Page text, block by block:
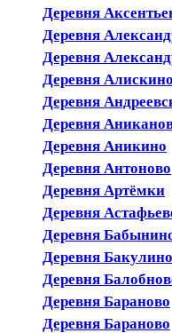
Деревня
Деревня
Деревня
Деревня Алискино
Деревня
Деревня
Деревня Аникино
Деревня Антоново
Деревня Артёмки
Деревня
Деревня
Деревня Бакулино
Деревня
Деревня Бараново
Деревня Бараново